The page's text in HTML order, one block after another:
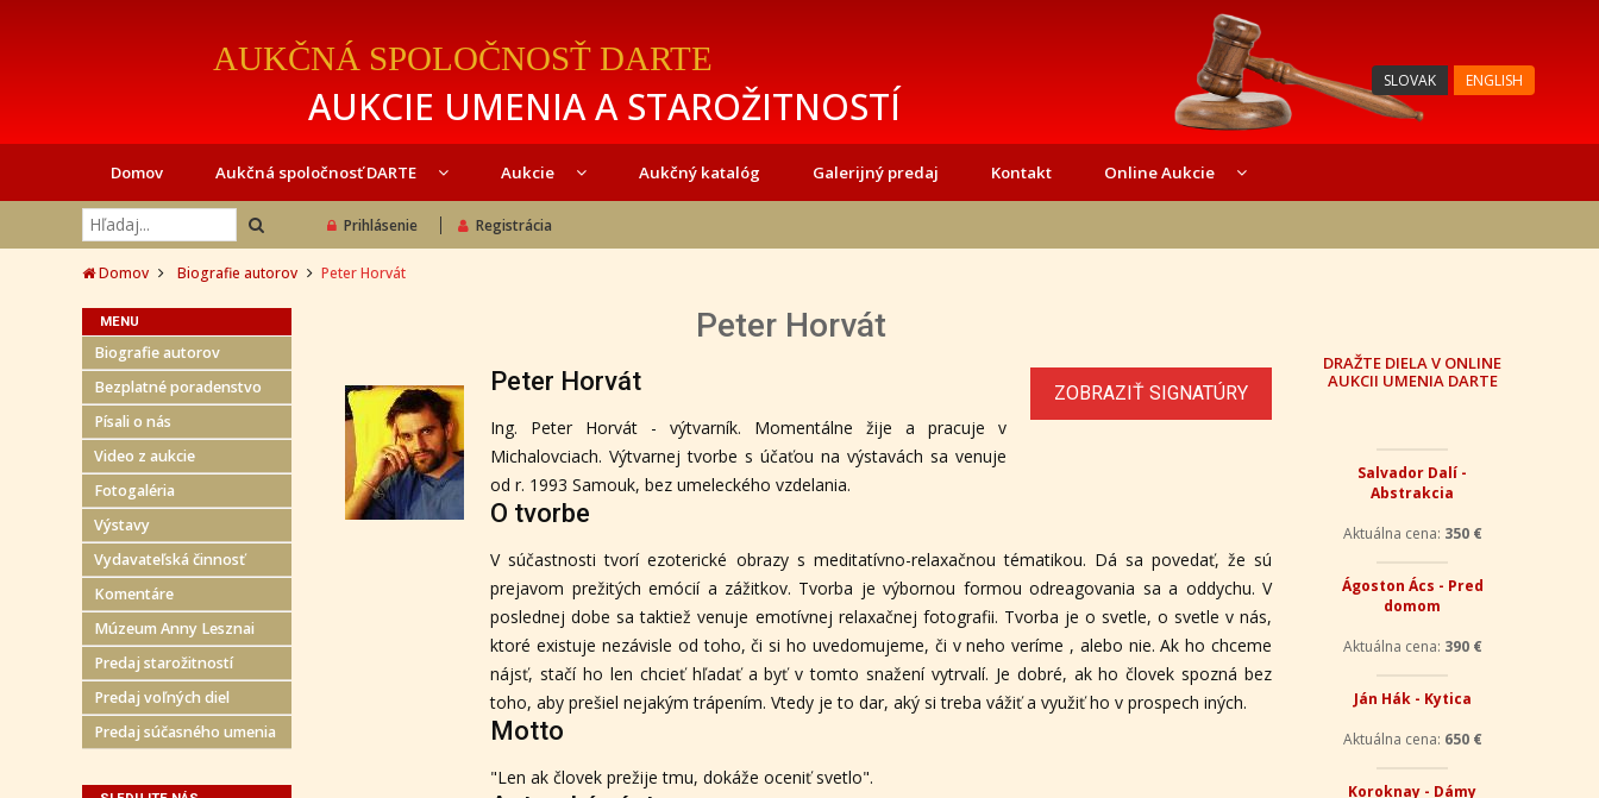
AUKČNÁ SPOLOČNOSŤ DARTE
AUKCIE UMENIA A STAROŽITNOSTÍ
SLOVAK ENGLISH
Domov Aukčná spoločnosť DARTE Aukcie Aukčný katalóg Galerijný predaj Kontakt Online Aukcie
Prihlásenie Registrácia
Domov Biografie autorov Peter Horvát
MENU
Biografie autorov
Bezplatné poradenstvo
Písali o nás
Video z aukcie
Fotogaléria
Výstavy
Vydavateľská činnosť
Komentáre
Múzeum Anny Lesznai
Predaj starožitností
Predaj voľných diel
Predaj súčasného umenia
Peter Horvát
ZOBRAZIŤ SIGNATÚRY
Peter Horvát
Ing. Peter Horvát - výtvarník. Momentálne žije a pracuje v
Michalovciach. Výtvarnej tvorbe s účaťou na výstavách sa venuje
od r. 1993 Samouk, bez umeleckého vzdelania.
O tvorbe
V súčastnosti tvorí ezoterické obrazy s meditatívno-relaxačnou tématikou. Dá sa povedať, že sú
prejavom prežitých emócií a zážitkov. Tvorba je výbornou formou odreagovania sa a oddychu. V
poslednej dobe sa taktiež venuje emotívnej relaxačnej fotografii. Tvorba je o svetle, o svetle v nás,
ktoré existuje nezávisle od toho, či si ho uvedomujeme, či v neho veríme , alebo nie. Ak ho chceme
nájsť, stačí ho len chcieť hľadať a byť v tomto snažení vytrvalí. Je dobré, ak ho človek spozná bez
toho, aby prešiel nejakým trápením. Vtedy je to dar, aký si treba vážiť a využiť ho v prospech iných.
Motto
"Len ak človek prežije tmu, dokáže oceniť svetlo".
DRAŽTE DIELA V ONLINE
AUKCII UMENIA DARTE
Salvador Dalí -
Abstrakcia
Aktuálna cena:350 €
Ágoston Ács - Pred